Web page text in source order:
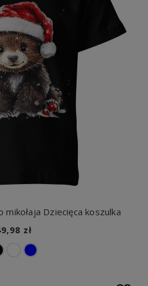
Dziecięca koszulka
zł